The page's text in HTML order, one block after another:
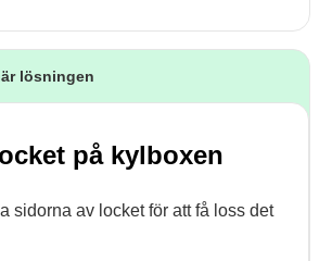
lösningen
på kylboxen
sidorna av locket för att få loss det